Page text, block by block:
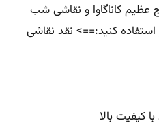
عظیم کاناگاوا و نقاشی شب
استفاده کنید:==> نقد نقاشی